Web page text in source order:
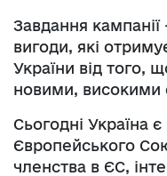
Завдання кампанії
вигоди, які
України від того,
новими, високими
Сьогодні Україна
Європейського
членства в ЄС,